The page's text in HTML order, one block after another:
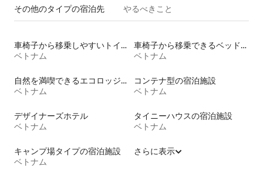
その他のタ⁠イ⁠プ⁠の宿⁠泊⁠先 やるべきこと
車椅子から移乗しやすいトイレ付きの宿泊施設
ベトナム
車椅子から移乗できるベッドがある宿泊施設
ベトナム
自然を満喫できるエコロッジの宿泊施設
ベトナム
コンテナ型の宿泊施設
ベトナム
デザイナーズホテル
ベトナム
タイニーハウスの宿泊施設
ベトナム
キャンプ場タイプの宿泊施設
ベトナム
さらに表示